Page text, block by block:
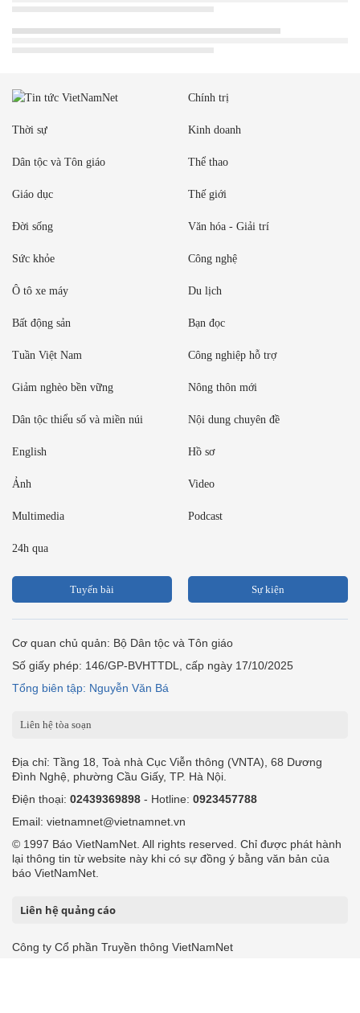
Chính trị
Thời sự Kinh doanh
Dân tộc và Tôn giáo Thể thao
Giáo dục Thế giới
Đời sống Văn hóa - Giải trí
Sức khỏe Công nghệ
Ô tô xe máy Du lịch
Bất động sản Bạn đọc
Tuần Việt Nam Công nghiệp hỗ trợ
Giảm nghèo bền vững Nông thôn mới
Dân tộc thiểu số và miền núi Nội dung chuyên đề
English Hồ sơ
Ảnh Video
Multimedia Podcast
24h qua
Tuyến bài Sự kiện
Cơ quan chủ quản: Bộ Dân tộc và Tôn giáo
Số giấy phép: 146/GP-BVHTTDL, cấp ngày 17/10/2025
Tổng biên tập: Nguyễn Văn Bá
Liên hệ tòa soạn
Địa chỉ: Tầng 18, Toà nhà Cục Viễn thông (VNTA), 68 Dương
Đình Nghệ, phường Cầu Giấy, TP. Hà Nội.
Điện thoại: 02439369898 - Hotline: 0923457788
Email: vietnamnet@vietnamnet.vn
© 1997 Báo VietNamNet. All rights reserved. Chỉ được phát hành
lại thông tin từ website này khi có sự đồng ý bằng văn bản của
báo VietNamNet.
Liên hệ quảng cáo
Công ty Cổ phần Truyền thông VietNamNet